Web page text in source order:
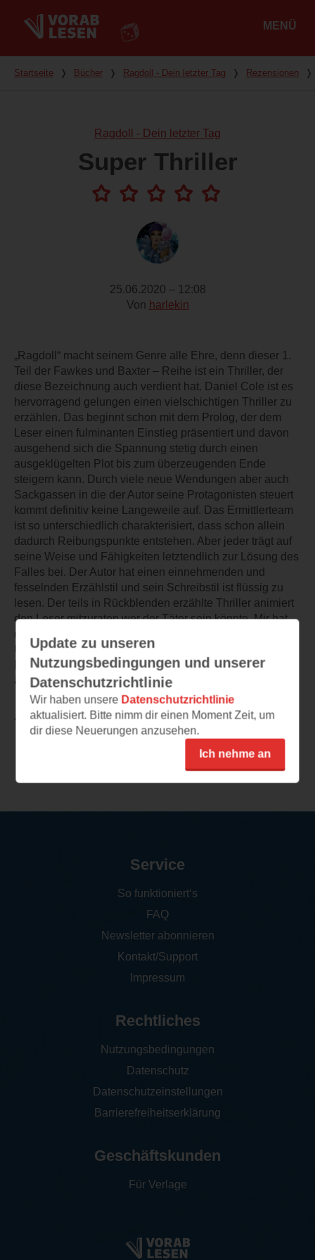
MENÜ
Du bist hier
Startseite ❭ Bücher ❭ Ragdoll - Dein letzter Tag ❭ Rezensionen ❭
Ragdoll - Dein letzter Tag
Super Thriller
25.06.2020 – 12:08
Von harlekin
„Ragdoll“ macht seinem Genre alle Ehre, denn dieser 1.
Teil der Fawkes und Baxter – Reihe ist ein Thriller, der
diese Bezeichnung auch verdient hat. Daniel Cole ist es
hervorragend gelungen einen vielschichtigen Thriller zu
erzählen. Das beginnt schon mit dem Prolog, der dem
Leser einen fulminanten Einstieg präsentiert und davon
ausgehend sich die Spannung stetig durch einen
ausgeklügelten Plot bis zum überzeugenden Ende
steigern kann. Durch viele neue Wendungen aber auch
Sackgassen in die der Autor seine Protagonisten steuert
kommt definitiv keine Langeweile auf. Das Ermittlerteam
ist so unterschiedlich charakterisiert, dass schon allein
dadurch Reibungspunkte entstehen. Aber jeder trägt auf
seine Weise und Fähigkeiten letztendlich zur Lösung des
Falles bei. Der Autor hat einen einnehmenden und
fesselnden Erzählstil und sein Schreibstil ist flüssig zu
lesen. Der teils in Rückblenden erzählte Thriller animiert
den Leser mitzuraten wer der Täter sein könnte. Mir hat
dieser 1. Teil super gefallen. Die unterschiedlichsten
Überraschungseffekte machten es mir nicht leicht das
Buch aus der Hand zu legen. Ich kann diesen Thriller
absolut empfehlen.
TEILEN
Update zu unseren
Nutzungsbedingungen und unserer
Datenschutzrichtlinie
Wir haben unsere Datenschutzrichtlinie
aktualisiert. Bitte nimm dir einen Moment Zeit, um
dir diese Neuerungen anzusehen.
Ich nehme an
Service
So funktioniert‘s
FAQ
Newsletter abonnieren
Kontakt/Support
Impressum
Rechtliches
Nutzungsbedingungen
Datenschutz
Datenschutzeinstellungen
Barrierefreiheitserklärung
Geschäftskunden
Für Verlage